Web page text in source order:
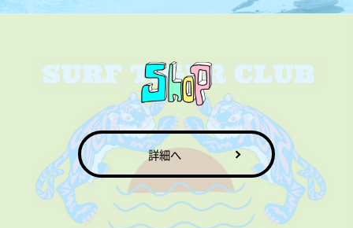
詳細へ